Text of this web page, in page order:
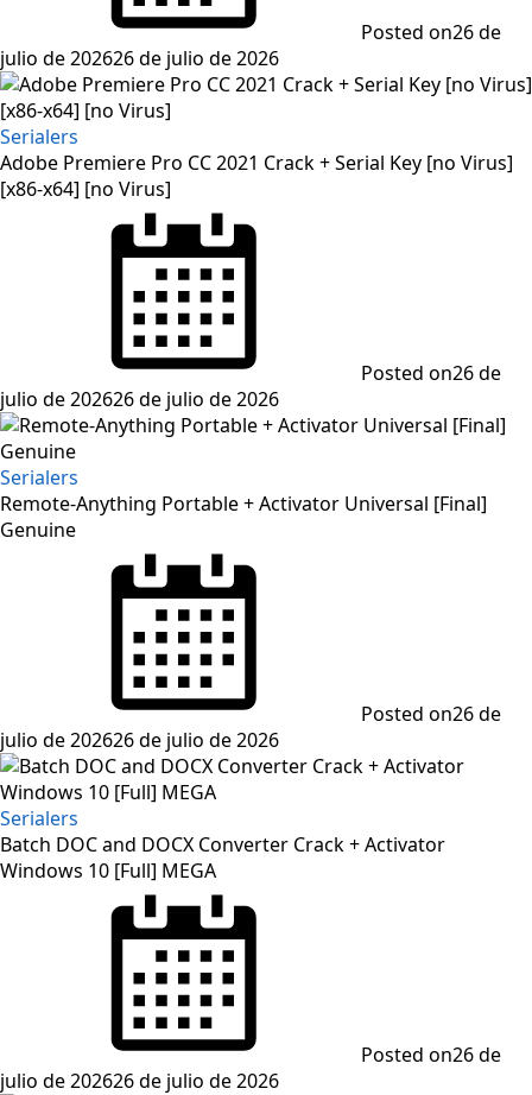
Posted on26 de
julio de 202626 de julio de 2026
Serialers
Adobe Premiere Pro CC 2021 Crack + Serial Key [no Virus]
[x86-x64] [no Virus]
Posted on26 de
julio de 202626 de julio de 2026
Serialers
Remote-Anything Portable + Activator Universal [Final]
Genuine
Posted on26 de
julio de 202626 de julio de 2026
Serialers
Batch DOC and DOCX Converter Crack + Activator
Windows 10 [Full] MEGA
Posted on26 de
julio de 202626 de julio de 2026